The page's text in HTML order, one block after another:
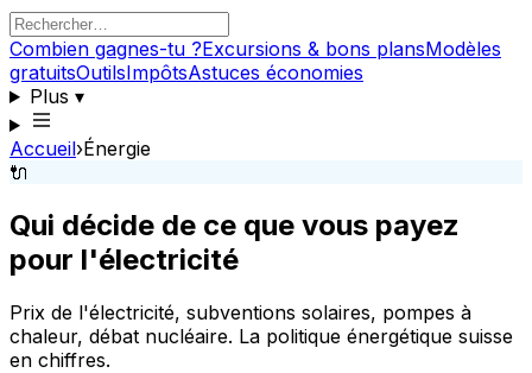
Combien gagnes-tu ?Excursions & bons plansModèles
gratuitsOutilsImpôtsAstuces économies
Plus ▾
Accueil›Énergie
🔌
Qui décide de ce que vous payez
pour l'électricité
Prix de l'électricité, subventions solaires, pompes à
chaleur, débat nucléaire. La politique énergétique suisse
en chiffres.